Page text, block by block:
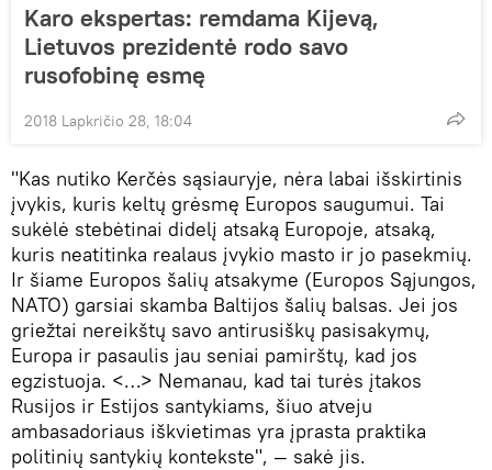
Karo ekspertas: remdama Kijevą,
Lietuvos prezidentė rodo savo
rusofobinę esmę
2018 Lapkričio 28, 18:04
"Kas nutiko Kerčės sąsiauryje, nėra labai išskirtinis
įvykis, kuris keltų grėsmę Europos saugumui. Tai
sukėlė stebėtinai didelį atsaką Europoje, atsaką,
kuris neatitinka realaus įvykio masto ir jo pasekmių.
Ir šiame Europos šalių atsakyme (Europos Sąjungos,
NATO) garsiai skamba Baltijos šalių balsas. Jei jos
griežtai nereikštų savo antirusiškų pasisakymų,
Europa ir pasaulis jau seniai pamirštų, kad jos
egzistuoja. <…> Nemanau, kad tai turės įtakos
Rusijos ir Estijos santykiams, šiuo atveju
ambasadoriaus iškvietimas yra įprasta praktika
politinių santykių kontekste", — sakė jis.